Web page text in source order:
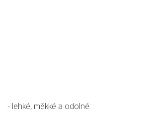
- lehké, měkké a odolné